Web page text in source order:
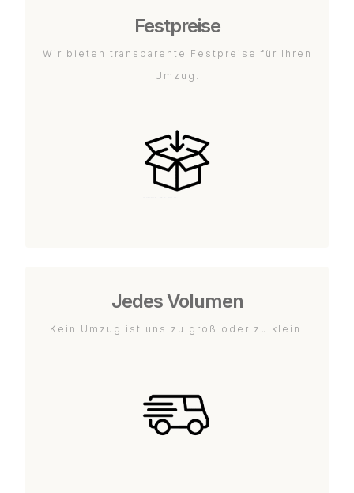
Festpreise
Wir bieten transparente Festpreise für Ihren
Umzug.
Jedes Volumen
Kein Umzug ist uns zu groß oder zu klein.